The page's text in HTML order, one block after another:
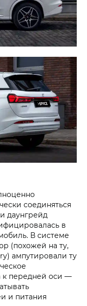
соединяться
даунгрейд
в
В системе
(похожей на ту,
ампутировали ту
к передней оси —
и питания